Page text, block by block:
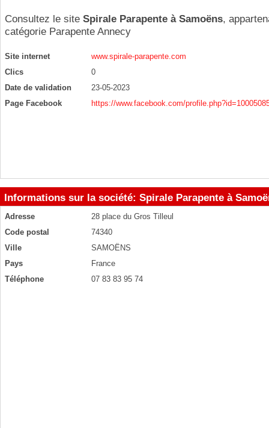
Consultez le site Spirale Parapente à Samoëns,
catégorie Parapente Annecy
Site internet
www.spirale-parapente.com
Clics
0
Date de validation
23-05-2023
Page Facebook
https://www.facebook.com/
Informations sur la société: Spirale Parapente à
Adresse
28 place du Gros Tilleul
Code postal
74340
Ville
SAMOËNS
Pays
France
Téléphone
07 83 83 95 74